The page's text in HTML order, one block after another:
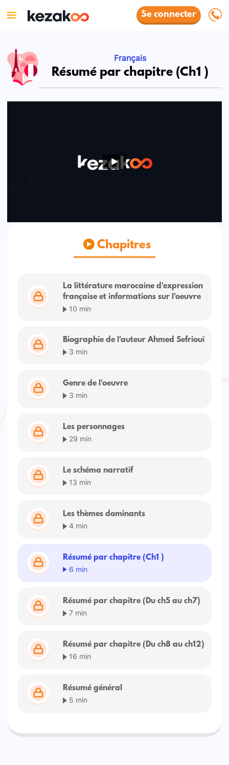
Se connecter
Français
Résumé par chapitre (Ch1 )
Chapitres
La littérature marocaine d'expression
française et informations sur l'oeuvre
10 min
Biographie de l'auteur Ahmed Sefrioui
3 min
Genre de l'oeuvre
3 min
Les personnages
29 min
Le schéma narratif
13 min
Les thèmes dominants
4 min
Résumé par chapitre (Ch1 )
6 min
Résumé par chapitre (Du ch5 au ch7)
7 min
Résumé par chapitre (Du ch8 au ch12)
16 min
Résumé général
5 min